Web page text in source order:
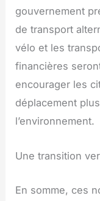
gouvernement
de transport
vélo et les
financières
encourager les
déplacement
l’environnement.
Une transition
En somme, ces